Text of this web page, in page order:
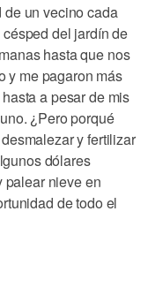
un vecino cada
del jardín de
hasta que nos
y me pagaron más
a pesar de mis
¿Pero porqué
y fertilizar
dólares
palear nieve en
de todo el